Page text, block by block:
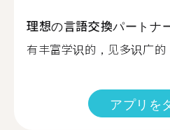
理想の言語交換パートナ
有丰富学识的，见多识广的
アプリを